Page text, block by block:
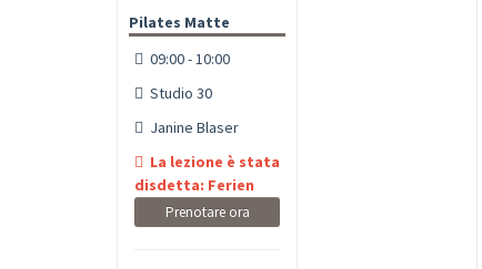
Pilates Matte
09:00 - 10:00
Studio 30
Janine Blaser
La lezione è stata
disdetta: Ferien
Prenotare ora